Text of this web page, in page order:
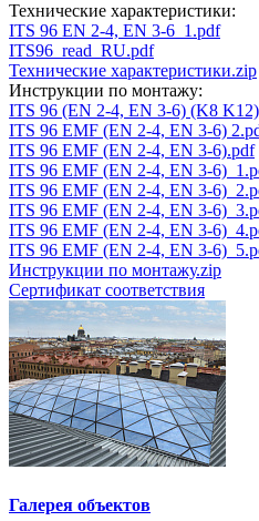
Технические характеристики:
ITS 96 EN 2-4, EN 3-6_1.pdf
ITS96_read_RU.pdf
Технические характеристики.zip
Инструкции по монтажу:
ITS 96 (EN 2-4, EN 3-6) (K8
ITS 96 EMF (EN 2-4, EN 3-6)
ITS 96 EMF (EN 2-4, EN 3-6).pdf
ITS 96 EMF (EN 2-4, EN 3-
ITS 96 EMF (EN 2-4, EN 3-
ITS 96 EMF (EN 2-4, EN 3-
ITS 96 EMF (EN 2-4, EN 3-
ITS 96 EMF (EN 2-4, EN 3-
Инструкции по монтажу.zip
Сертификат соответствия
Галерея объектов